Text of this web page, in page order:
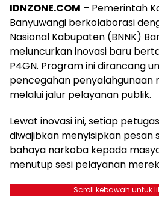
IDNZONE.COM – Pemerintah
Banyuwangi berkolaborasi
Nasional Kabupaten (BNNK)
meluncurkan inovasi baru
P4GN. Program ini dirancang
pencegahan penyalahgunaan
melalui jalur pelayanan publik.
Lewat inovasi ini, setiap
diwajibkan menyisipkan pesan
bahaya narkoba kepada
menutup sesi pelayanan
Scroll kebawah untuk